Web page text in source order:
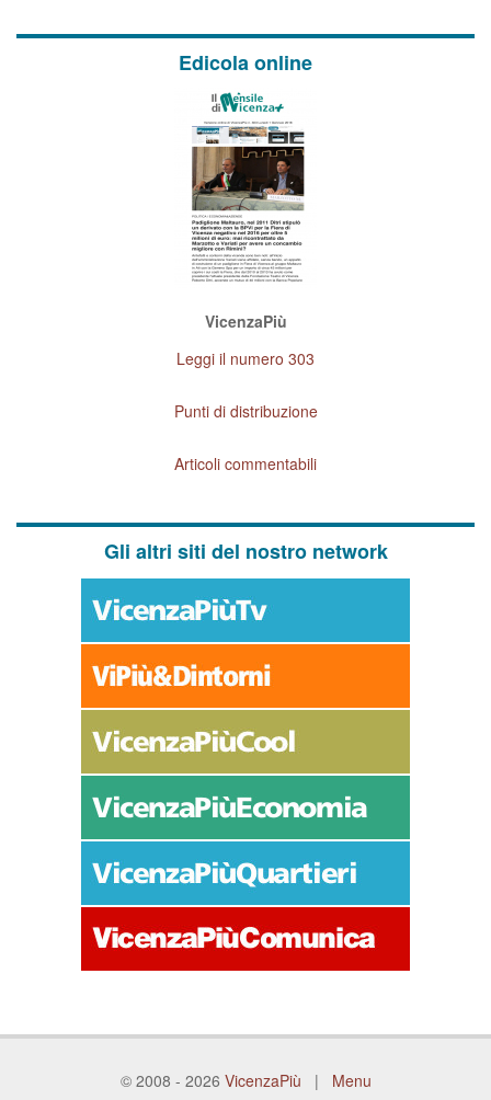
Edicola online
VicenzaPiù
Leggi il numero 303
Punti di distribuzione
Articoli commentabili
Gli altri siti del nostro network
© 2008 - 2026 VicenzaPiù | Menu